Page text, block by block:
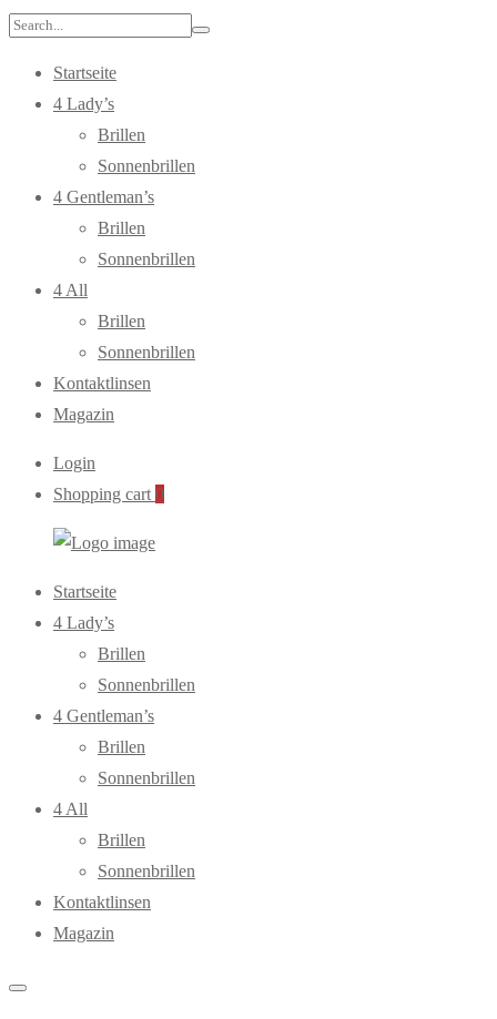
Search
Startseite
4 Lady’s
Brillen
Sonnenbrillen
4 Gentleman’s
Brillen
Sonnenbrillen
4 All
Brillen
Sonnenbrillen
Kontaktlinsen
Magazin
Login
Shopping cart 0
Primary
Menu
Startseite
4 Lady’s
Brillen
Sonnenbrillen
4 Gentleman’s
Brillen
Sonnenbrillen
4 All
Brillen
Sonnenbrillen
Kontaktlinsen
Magazin